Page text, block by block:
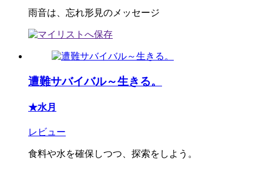
雨音は、忘れ形見のメッセージ
遭難サバイバル～生きる。
★水月
レビュー
食料や水を確保しつつ、探索をしよう。